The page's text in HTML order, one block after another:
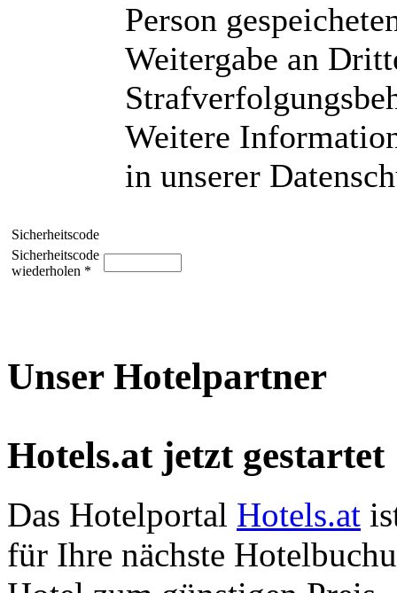
Person
Weitergabe an
Weitere
in unserer
Sicherheitscode
Sicherheitscode
wiederholen *
Unser Hotelpartner
Hotels.at jetzt gestartet
Das Hotelportal Hotels.at
für Ihre nächste